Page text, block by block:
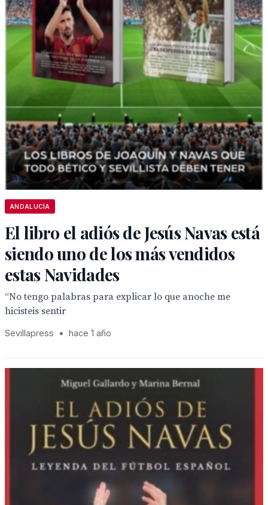
ANDALUCÍA
El libro el adiós de Jesús Navas está
siendo uno de los más vendidos
estas Navidades
“No tengo palabras para explicar lo que anoche me
hicisteis sentir
Sevillapress • hace 1 año